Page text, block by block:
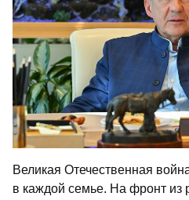
Великая Отечественная
в каждой семье. На фронт из